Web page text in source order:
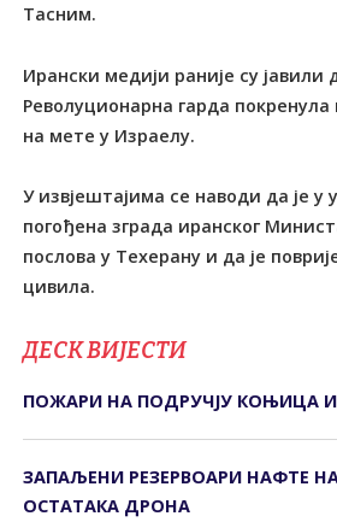
Тасним.
Ирански медији раније су јавили
Револуционарна гарда
на мете у Израелу.
У извјештајима се наводи да је у
погођена зграда иранског
послова у Техерану и да је
цивила.
ДЕСК ВИЈЕСТИ
ПОЖАРИ НА ПОДРУЧЈУ КОЊИЦА
ЗАПАЉЕНИ РЕЗЕРВОАРИ НАФТЕ
ОСТАТАКА ДРОНА